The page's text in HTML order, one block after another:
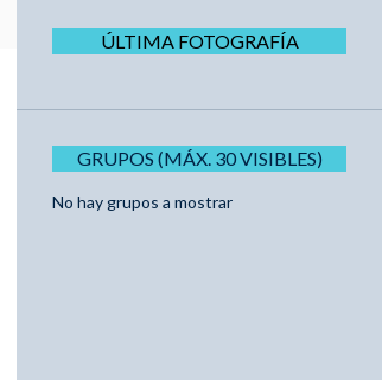
ÚLTIMA FOTOGRAFÍA
GRUPOS (MÁX. 30 VISIBLES)
No hay grupos a mostrar